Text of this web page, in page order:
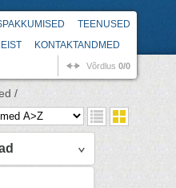
TEENUSED
KONTAKTANDMED
Võrdlus 0/0
/